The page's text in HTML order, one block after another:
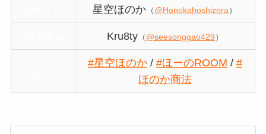
星空ほのか （@Honokahoshizora）
Kru8ty（@seesonggao429）
#星空ほのか/ #ほーのROOM / #
ほのか商法